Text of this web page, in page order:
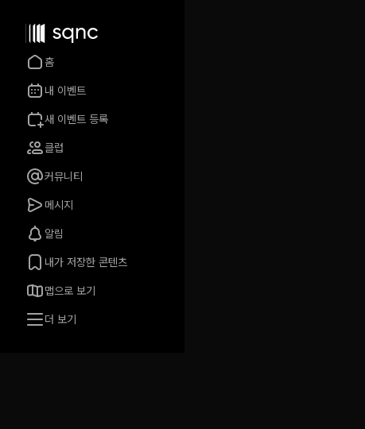
홈
내 이벤트
새 이벤트 등록
클럽
커뮤니티
메시지
알림
내가 저장한 콘텐츠
맵으로 보기
더 보기